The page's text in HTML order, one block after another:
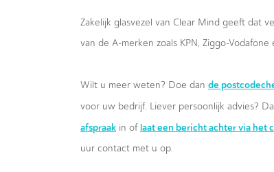
Zakelijk glasvezel van Clear Mind geeft dat
van de A-merken zoals KPN, Ziggo-
Wilt u meer weten? Doe dan de
voor uw bedrijf. Liever persoonlijk advies?
afspraak in of laat een bericht achter via het
uur contact met u op.